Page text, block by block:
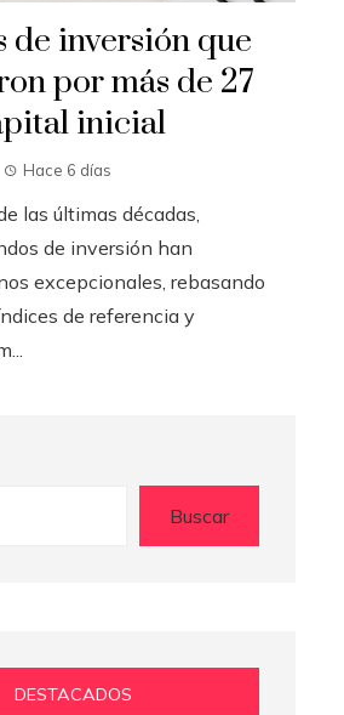
de inversión que
por más de 27
inicial
Hace 6 días
las últimas décadas,
de inversión han
excepcionales, rebasando
de referencia y
Buscar
DESTACADOS